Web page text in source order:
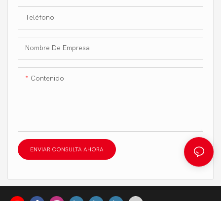
Teléfono
Nombre De Empresa
Contenido
ENVIAR CONSULTA AHORA